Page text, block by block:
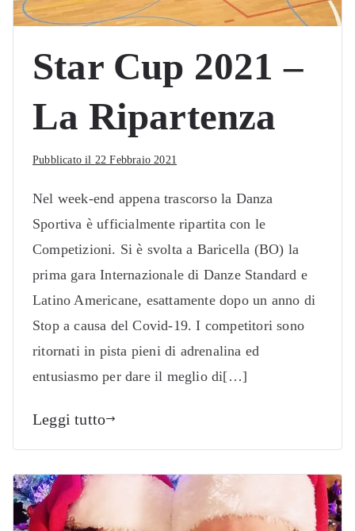
Star Cup 2021 –
La Ripartenza
Pubblicato il 22 Febbraio 2021
Nel week-end appena trascorso la Danza
Sportiva è ufficialmente ripartita con le
Competizioni. Si è svolta a Baricella (BO) la
prima gara Internazionale di Danze Standard e
Latino Americane, esattamente dopo un anno di
Stop a causa del Covid-19. I competitori sono
ritornati in pista pieni di adrenalina ed
entusiasmo per dare il meglio di[…]
Leggi tutto